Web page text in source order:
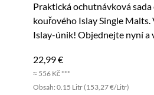
Praktická ochutnávková
kouřového Islay Single
Islay-únik! Objednejte nyní a
22,99 €
≈ 556 Kč ***
Obsah: 0.15 Litr (153,27 €/Litr)